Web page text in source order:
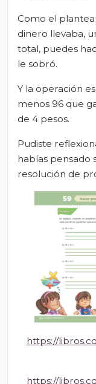
Como el
dinero llevaba,
total, puedes
le sobró.
Y la operación
menos 96 que
de 4 pesos.
Pudiste
habías pensado
resolución de
https://
https://